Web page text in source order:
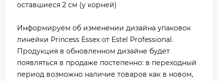
оставшиеся 2 см (у корней)
Информируем об изменении дизайна упаковок
линейки Princess Essex от Estel Professional.
Продукция в обновленном дизайне будет
появляться в продаже постепенно: в переходный
период возможно наличие товаров как в новом,